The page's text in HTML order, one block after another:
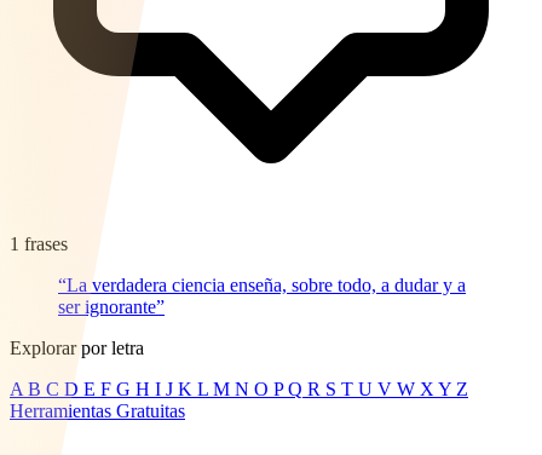
1 frases
“La verdadera ciencia enseña, sobre todo, a dudar y a
ser ignorante”
Explorar por letra
A B C D E F G H I J K L M N O P Q R S T U V W X Y Z
Herramientas Gratuitas